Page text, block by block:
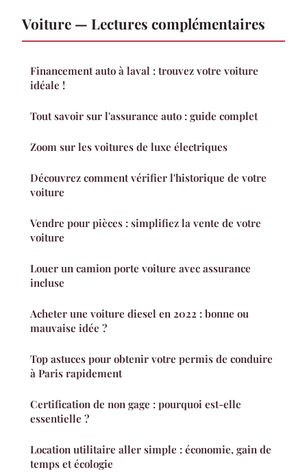
Voiture — Lectures complémentaires
Financement auto à laval : trouvez votre voiture
idéale !
Tout savoir sur l'assurance auto : guide complet
Zoom sur les voitures de luxe électriques
Découvrez comment vérifier l'historique de votre
voiture
Vendre pour pièces : simplifiez la vente de votre
voiture
Louer un camion porte voiture avec assurance
incluse
Acheter une voiture diesel en 2022 : bonne ou
mauvaise idée ?
Top astuces pour obtenir votre permis de conduire
à Paris rapidement
Certification de non gage : pourquoi est-elle
essentielle ?
Location utilitaire aller simple : économie, gain de
temps et écologie